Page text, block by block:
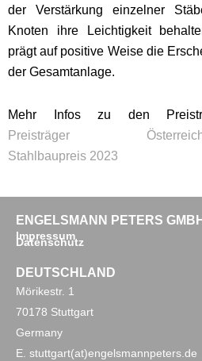
der Verstärkung einzelner
Knoten ihre Leichtigkeit
prägt auf positive Weise die
der Gesamtanlage.
Mehr Infos zu den
Preisträger
Stahlbaupreis 2023
ENGELSMANN PETERS GMBH
Impressum
Datenschutz
DEUTSCHLAND
Mörikestr. 1
70178 Stuttgart
Germany
E. stuttgart(at)engelsmannpeters.de